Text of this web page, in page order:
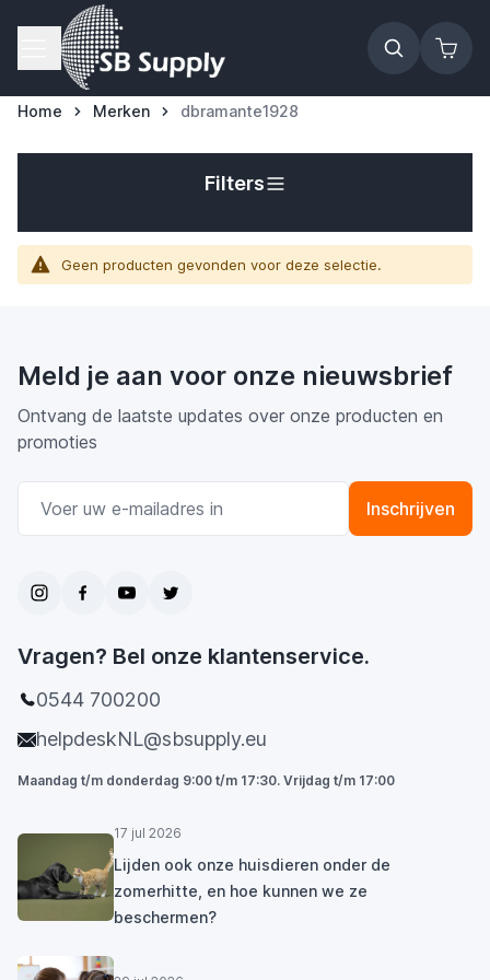
Ga naar de inhoud
Home Merken dbramante1928
Filters
Geen producten gevonden voor deze selectie.
Meld je aan voor onze nieuwsbrief
Ontvang de laatste updates over onze producten en
promoties
Inschrijven
Vragen? Bel onze klantenservice.
0544 700200
helpdeskNL@sbsupply.eu
Maandag t/m donderdag 9:00 t/m 17:30. Vrijdag t/m 17:00
17 jul 2026
Lijden ook onze huisdieren onder de
zomerhitte, en hoe kunnen we ze
beschermen?